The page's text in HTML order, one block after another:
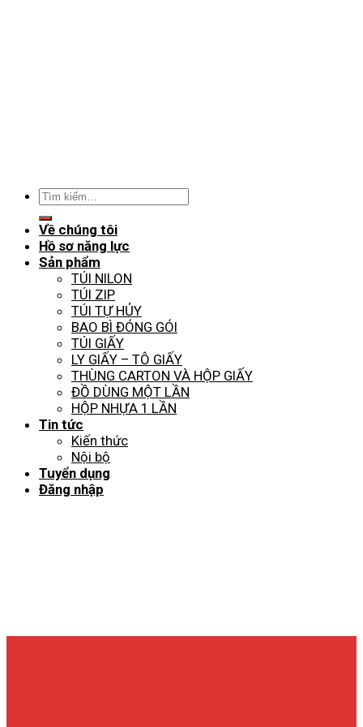
Tìm
Về chúng tôi
Hồ sơ năng lực
Sản phẩm
TÚI NILON
TÚI ZIP
TÚI TỰ HỦY
BAO BÌ ĐÓNG GÓI
TÚI GIẤY
LY GIẤY – TÔ GIẤY
THÙNG CARTON VÀ HỘP GIẤY
ĐỒ DÙNG MỘT LẦN
HỘP NHỰA 1 LẦN
Tin tức
Kiến thức
Nội bộ
Tuyển dụng
Đăng nhập